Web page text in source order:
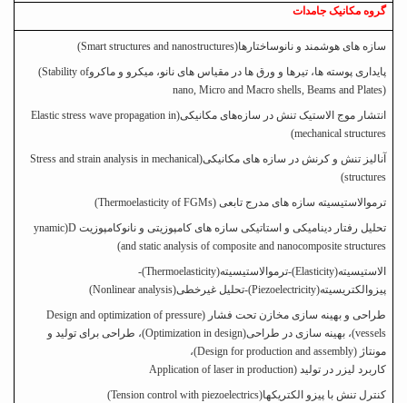
گروه مکانیک جامدات
سازه های هوشمند و نانوساختارها)
Smart structures and nanostructures
(
پایداری پوسته ها، تیرها و ورق ها در مقیاس های نانو، میکرو و ماکرو(Stability of
nano, Micro and Macro shells, Beams and Plates)
انتشار موج الاستیک تنش در سازه‌های مکانیکی)
Elastic stress wave propagation in
mechanical structures
(
آنالیز تنش و کرنش در سازه های مکانیکی)
Stress and strain analysis in mechanical
structures
(
ترموالاستیسیته سازه های مدرج تابعی )
Thermoelasticity of FGMs
(
تحلیل رفتار دینامیکی و استاتیکی سازه های کامپوزیتی و نانوکامپوزیت )D
ynamic
and static analysis of composite and nanocomposite structures
(
الاستیسیته)
Elasticity
(-ترموالاستیسیته)
Thermoelasticity
(
-
پیزوالکتریسیته)
Piezoelectricity
(-تحلیل غیرخطی(Nonlinear analysis)
طراحی و بهینه سازی مخازن تحت فشار )
Design and optimization of pressure
vessels
(، بهینه سازی در طراحی)
Optimization in design
(، طراحی برای تولید و
مونتاژ )
Design for production and assembly
(،
کاربرد لیزر در تولید Application of laser in production)
کنترل تنش با پیزو الکتریکها)
Tension control with piezoelectrics
(